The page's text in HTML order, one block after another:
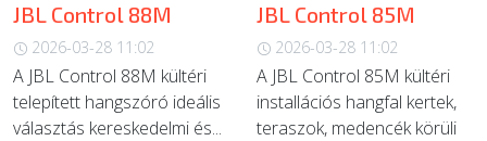
JBL Control 88M
2026-03-28 11:02
A JBL Control 88M kültéri
telepített hangszóró ideális
választás kereskedelmi és...
JBL Control 85M
2026-03-28 11:02
A JBL Control 85M kültéri
installációs hangfal kertek,
teraszok, medencék körüli